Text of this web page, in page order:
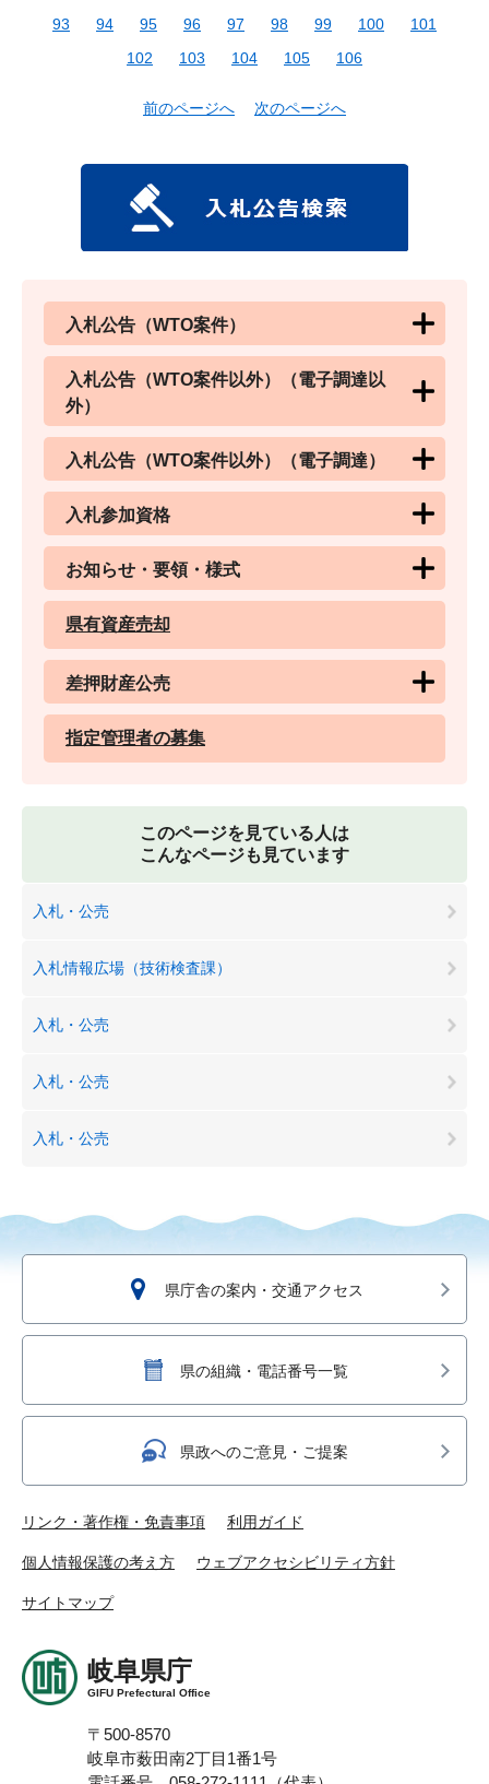
93
94 95 96 97 98 99 100
101
102
103 104 105 106
前のページへ 次のページへ
入札公告（WTO案件）
入札公告（WTO案件以外）（電子調達以
外）
入札公告（WTO案件以外）（電子調達）
入札参加資格
お知らせ・要領・様式
県有資産売却
差押財産公売
指定管理者の募集
このページを見ている人は
こんなページも見ています
入札・公売
入札情報広場（技術検査課）
入札・公売
入札・公売
入札・公売
県庁舎の案内・交通アクセス
県の組織・電話番号一覧
県政へのご意見・ご提案
リンク・著作権・免責事項 利用ガイド
個人情報保護の考え方 ウェブアクセシビリティ方針
サイトマップ
岐阜県庁
GIFU Prefectural Office
〒500-8570
岐阜市薮田南2丁目1番1号